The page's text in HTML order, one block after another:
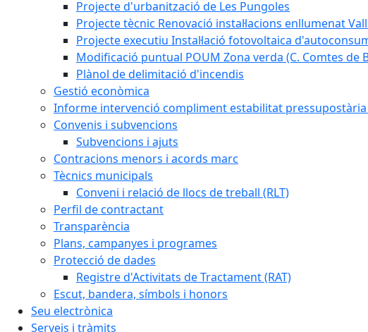
Projecte d'urbanització de Les Pungoles
Projecte tècnic Renovació instal·lacions enllumenat
Projecte executiu Instal·lació fotovoltaica
Modificació puntual POUM Zona verda (C. Comtes de
Plànol de delimitació d'incendis
Gestió econòmica
Informe intervenció compliment estabilitat
Convenis i subvencions
Subvencions i ajuts
Contracions menors i acords marc
Tècnics municipals
Conveni i relació de llocs de treball (RLT)
Perfil de contractant
Transparència
Plans, campanyes i programes
Protecció de dades
Registre d'Activitats de Tractament (RAT)
Escut, bandera, símbols i honors
Seu electrònica
Serveis i tràmits